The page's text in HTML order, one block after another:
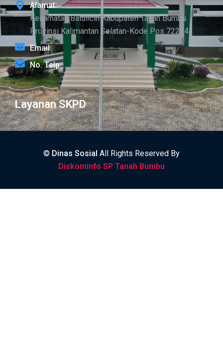
Alamat:
Kecamatan Batulicin Kabupaten Tanah Bumbu
Provinsi Kalimantan Selatan-Kode Pos 72214
Email:
No. Telp:
Layanan SKPD
© Dinas Sosial All Rights Reserved By
Diskominfo SP Tanah Bumbu